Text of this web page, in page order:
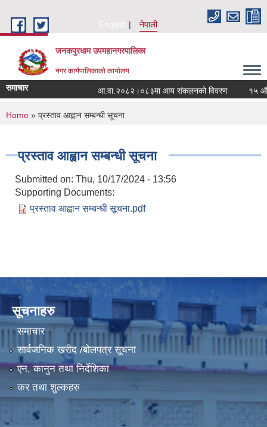
English
नेपाली
जनकपुरधाम उपमहानगरपालिका
नगर कार्यपालिकाको कार्यालय
समाचार आ.वा.२०८२।०८३मा आय संकलनको विवरण १५ औं
You are here
Home » प्रस्ताव आह्वान सम्बन्धी सूचना
प्रस्ताव आह्वान सम्बन्धी सूचना
Submitted on: Thu, 10/17/2024 - 13:56
Supporting Documents:
प्रस्ताव आह्वान सम्बन्धी सूचना.pdf
सूचनाहरु
समाचार
सार्वजनिक खरीद /बोलपत्र सूचना
एन, कानुन तथा निर्देशिका
कर तथा शुल्कहरु